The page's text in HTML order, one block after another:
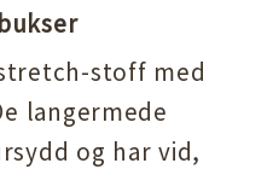
stoff med
langermede
og har vid,